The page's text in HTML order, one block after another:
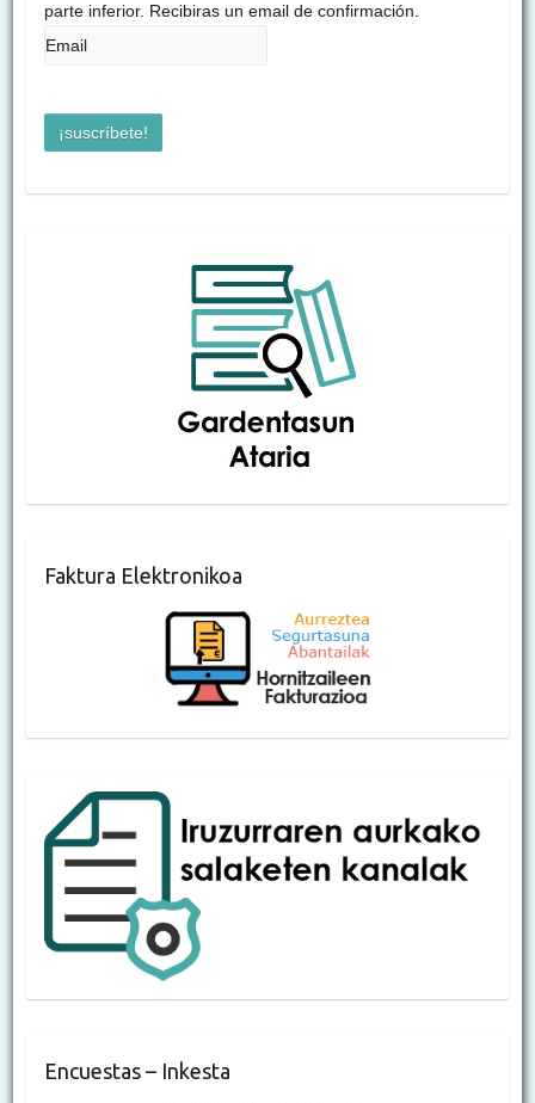
parte inferior. Recibiras un email de confirmación.
Faktura Elektronikoa
Encuestas – Inkesta